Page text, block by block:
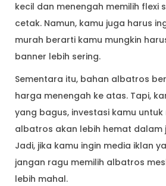
kecil dan menengah memilih flexi
cetak. Namun, kamu juga harus
murah berarti kamu mungkin
banner lebih sering.
Sementara itu, bahan albatros
harga menengah ke atas. Tapi,
yang bagus, investasi kamu
albatros akan lebih hemat dalam
Jadi, jika kamu ingin media iklan
jangan ragu memilih albatros
lebih mahal.